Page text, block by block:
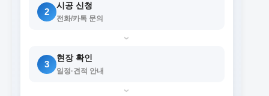
2
시공 신청
전화/카톡 문의
›
3
현장 확인
일정·견적 안내
›